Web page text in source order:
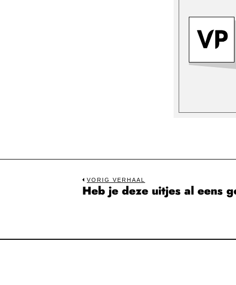
Bericht
VORIG VERHAAL
Previous
Heb je deze uitjes al eens